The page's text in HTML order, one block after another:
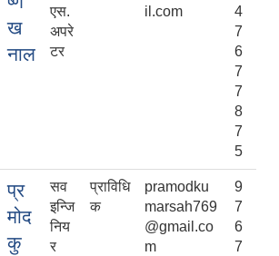
ख
नाल
एस.
अपरे
टर
il.com
4
7
6
7
7
8
7
5
प्र
मोद
कु
सव
इन्जि
निय
र
प्राविधि
क
pramodku
marsah769
@gmail.co
m
9
7
6
7